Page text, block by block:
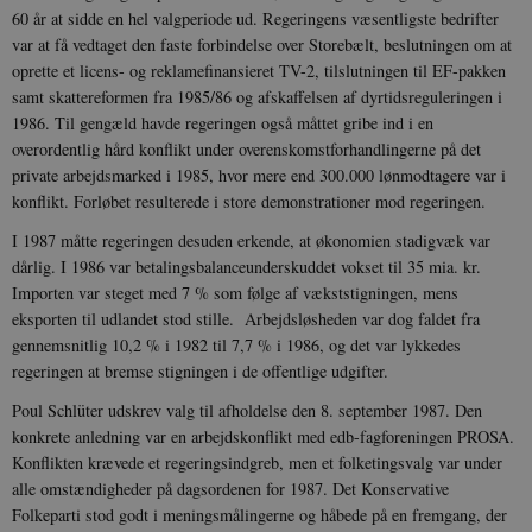
60 år at sidde en hel valgperiode ud. Regeringens væsentligste bedrifter
var at få vedtaget den faste forbindelse over Storebælt, beslutningen om at
oprette et licens- og reklamefinansieret TV-2, tilslutningen til EF-pakken
samt skattereformen fra 1985/86 og afskaffelsen af dyrtidsreguleringen i
1986. Til gengæld havde regeringen også måttet gribe ind i en
overordentlig hård konflikt under overenskomstforhandlingerne på det
private arbejdsmarked i 1985, hvor mere end 300.000 lønmodtagere var i
konflikt. Forløbet resulterede i store demonstrationer mod regeringen.
I 1987 måtte regeringen desuden erkende, at økonomien stadigvæk var
dårlig. I 1986 var betalingsbalanceunderskuddet vokset til 35 mia. kr.
Importen var steget med 7 % som følge af vækststigningen, mens
eksporten til udlandet stod stille. Arbejdsløsheden var dog faldet fra
gennemsnitlig 10,2 % i 1982 til 7,7 % i 1986, og det var lykkedes
regeringen at bremse stigningen i de offentlige udgifter.
Poul Schlüter udskrev valg til afholdelse den 8. september 1987. Den
konkrete anledning var en arbejdskonflikt med edb-fagforeningen PROSA.
Konflikten krævede et regeringsindgreb, men et folketingsvalg var under
alle omstændigheder på dagsordenen for 1987. Det Konservative
Folkeparti stod godt i meningsmålingerne og håbede på en fremgang, der
.danmarkshistorien.dk
sp_t
Spotify Inc.
.spotify.com
1 år
sp_landing
Spotify Inc.
.spotify.com
JSESSIONID
Oracle Corporation
.nr-data.net